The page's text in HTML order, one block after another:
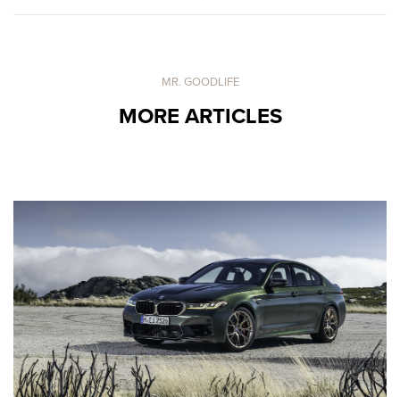
MR. GOODLIFE
MORE ARTICLES